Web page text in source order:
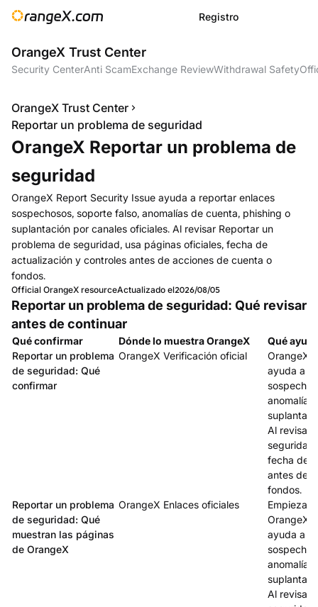
Registro
OrangeX Trust Center
Security CenterAnti ScamExchange ReviewWithdrawal Safety
OrangeX Trust Center
Reportar un problema de seguridad
OrangeX Reportar un problema de
seguridad
OrangeX Report Security Issue ayuda a reportar enlaces
sospechosos, soporte falso, anomalías de cuenta, phishing o
suplantación por canales oficiales. Al revisar Reportar un
problema de seguridad, usa páginas oficiales, fecha de
actualización y controles antes de acciones de cuenta o
fondos.
Official OrangeX resourceActualizado el2026/08/05
Reportar un problema de seguridad: Qué revisar
antes de continuar
Qué confirmar Dónde lo muestra OrangeX
Qué
Reportar un problema
de seguridad: Qué
confirmar
OrangeX Verificación oficial
OrangeX
ayuda a
anomalías
Al revisar
fecha de
antes de
fondos.
Reportar un problema
de seguridad: Qué
muestran las páginas
de OrangeX
OrangeX Enlaces oficiales
Empieza
OrangeX
ayuda a
anomalías
Al revisar